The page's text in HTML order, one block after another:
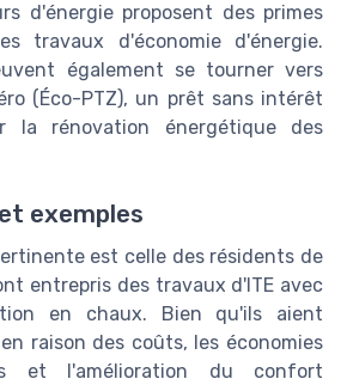
d'énergie proposent des primes
travaux d'économie d'énergie.
également se tourner vers
(Éco-PTZ), un prêt sans intérêt
la rénovation énergétique des
exemples
est celle des résidents de
entrepris des travaux d'ITE avec
en chaux. Bien qu'ils aient
raison des coûts, les économies
et l'amélioration du confort